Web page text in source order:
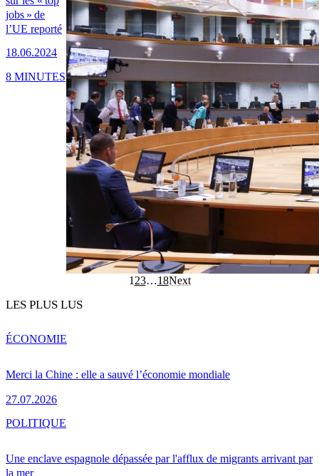
jobs » de
l’UE reporté
18.06.2024
8 MINUTES
1 23…18Next
LES PLUS LUS
Merci la Chine : elle a sauvé l’économie mondiale
27.07.2026
ÉCONOMIE
Une enclave espagnole dépassée par l'afflux de migrants arrivant par
la mer
POLITIQUE